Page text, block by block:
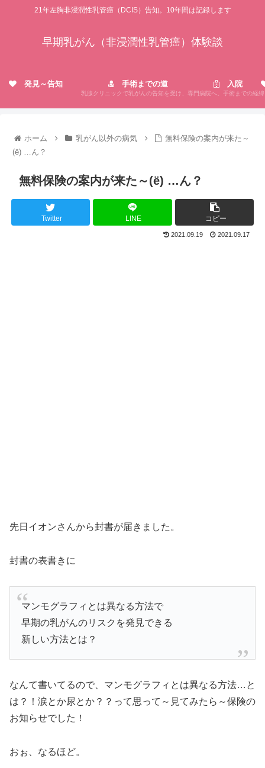
21年左胸非浸潤性乳管癌（DCIS）告知。10年間は記録します
早期乳がん（非浸潤性乳管癌）体験談
発見～告知 手術までの道
乳腺クリニックで乳がんの告知を受け、専門病院へ。手術までの経
入院
ホーム 乳がん以外の病気
無料保険の案内が来た～
(ё) …ん？
無料保険の案内が来た～(ё) …ん？
Twitter LINE コピー
2021.09.19 2021.09.17
先日イオンさんから封書が届きました。
封書の表書きに
マンモグラフィとは異なる方法で
早期の乳がんのリスクを発見できる
新しい方法とは？
なんて書いてるので、マンモグラフィとは異なる方法…と
は？！涙とか尿とか？？って思って～見てみたら～保険の
お知らせでした！
おぉ、なるほど。